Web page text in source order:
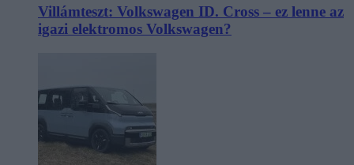
Villámteszt: Volkswagen ID. Cross – ez lenne az
igazi elektromos Volkswagen?